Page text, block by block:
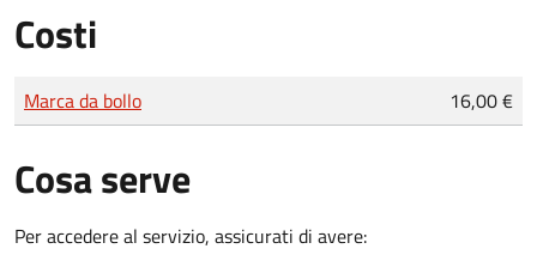
Costi
Tipo di pagamento
Importo
Marca da bollo 16,00 €
Cosa serve
Per accedere al servizio, assicurati di avere: